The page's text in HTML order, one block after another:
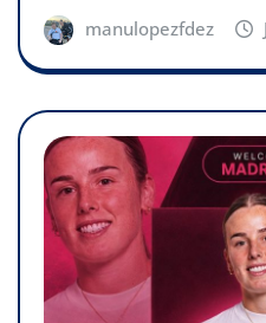
manulopezfdez